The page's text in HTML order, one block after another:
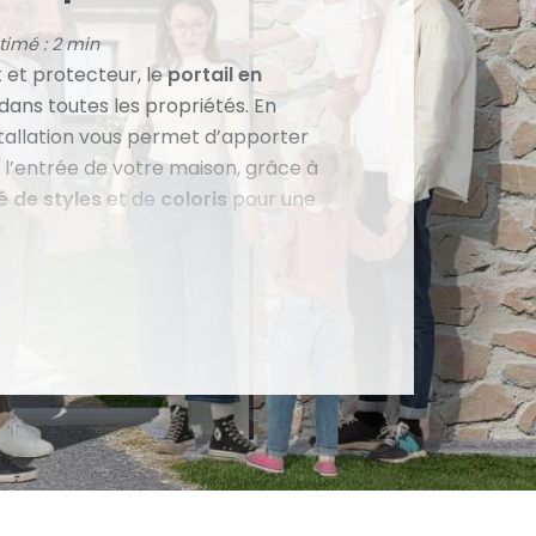
: 2 min
et protecteur, leportail en
toutes les propriétés. En
vous permet d’apporter
de votre maison, grâce à
de styles et de coloris pour une
avec un
parfaitement au style de
Tschoeppé vous
y a à savoir sur le portail en
celui qui sublimera votre